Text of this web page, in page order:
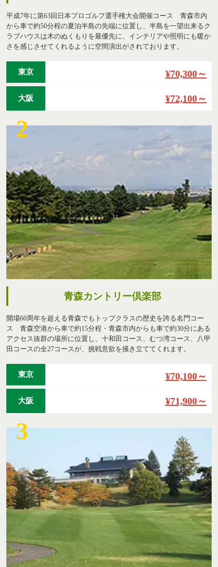
平成7年に第63回日本プロゴルフ選手権大会開催コース 青森市内
から車で約50分程の夏泊半島の先端に位置し、半島を一望出来るク
ラブハウスは木のぬくもりを最優先に、インテリアや照明にも暖か
さを感じさせてくれるように空間演出がされております。
東京 ¥70,300～
大阪 ¥72,100～
2
青森カントリー倶楽部
開場60周年を超える青森でもトップクラスの歴史を誇る名門コー
ス 青森空港から車で約15分程・青森市内からも車で約30分にある
アクセス抜群の場所に位置し、十和田コース、むつ湾コース、八甲
田コースの全27コースが、挑戦意欲を掻き立ててくれます。
東京 ¥70,100～
大阪 ¥71,900～
3